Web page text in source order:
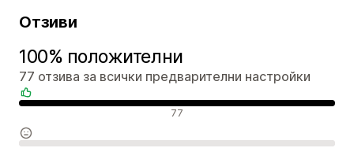
Отзиви
100% положителни
77 отзива за всички предварителни настройки
Положителни отзиви 77